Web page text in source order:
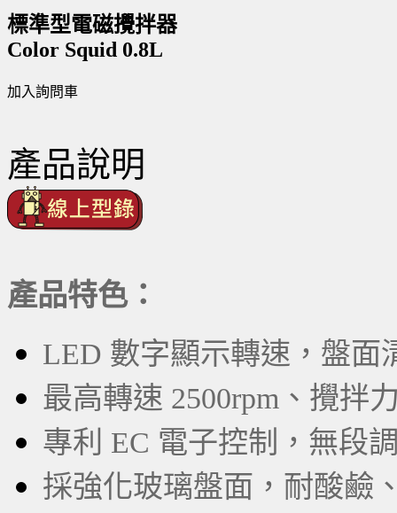
標準型電磁攪拌器
Color Squid 0.8L
加入詢問車
產品說明
產品特色：
LED 數字顯示轉速，盤面
最高轉速 2500rpm、攪拌
專利 EC 電子控制，無段
採強化玻璃盤面，耐酸鹼